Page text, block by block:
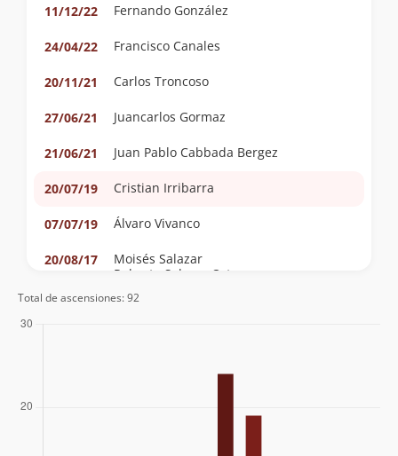
11/12/22 Fernando González
24/04/22 Francisco Canales
20/11/21 Carlos Troncoso
27/06/21 Juancarlos Gormaz
21/06/21 Juan Pablo Cabbada Bergez
20/07/19 Cristian Irribarra
07/07/19 Álvaro Vivanco
20/08/17
Moisés Salazar
Roberto Salazar Ortega
09/07/17
Cristian Valdés
Total de ascensiones: 92